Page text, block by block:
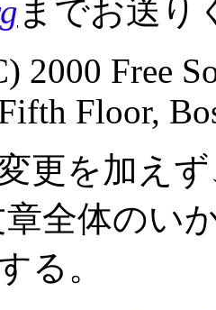
までお送り
2000 Free
Floor,
更を加え
章全体のい
る。